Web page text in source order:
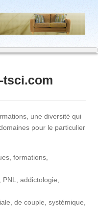
tsci.com
une diversité qui
pour le particulier
formations,
addictologie,
de couple, systémique,